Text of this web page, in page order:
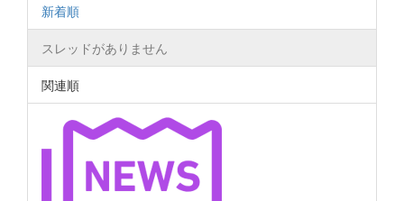
新着順
スレッドがありません
関連順